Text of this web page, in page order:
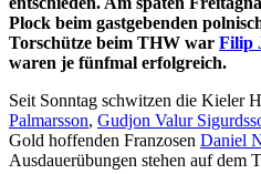
Plock beim gastgebenden
Torschütze beim THW war Filip
waren je fünfmal erfolgreich.
Seit Sonntag schwitzen die Kieler
Palmarsson, Gudjon Valur
Gold hoffenden Franzosen Daniel
Ausdauerübungen stehen auf dem